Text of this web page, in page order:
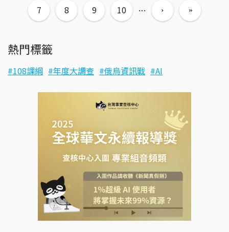
7 8 9 10 …
熱門標籤
108課綱 年度大調查 俄烏資訊戰 AI